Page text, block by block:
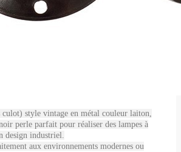
style vintage en métal couleur laiton,
perle parfait pour réaliser des lampes à
design industriel.
aux environnements modernes ou